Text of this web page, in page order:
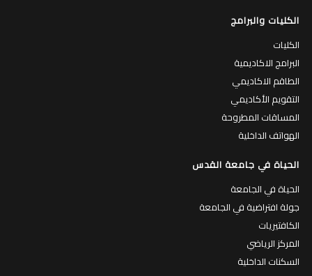
الكليات والبرامج
الكليات
البرامج الاكاديمية
الطاقم الاكاديمي
التقويم الأكاديمي
المساقات المطروحة
الهواتف الداخلية
الحياة في جامعة القدس
الحياة في الجامعة
جولة افتراضية في الجامعة
الكافتيريات
المركز الرياضي
السكنات الداخلية